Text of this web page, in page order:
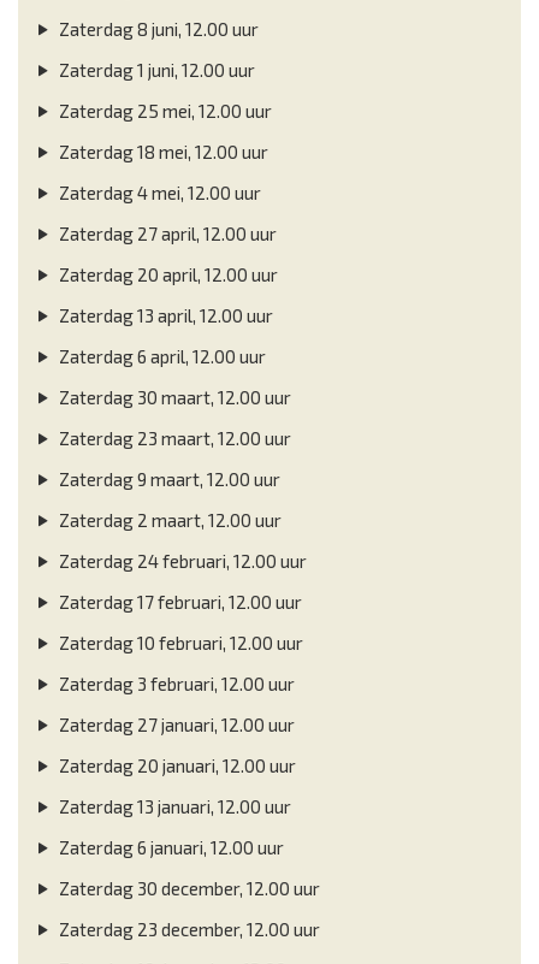
Zaterdag 8 juni, 12.00 uur
Zaterdag 1 juni, 12.00 uur
Zaterdag 25 mei, 12.00 uur
Zaterdag 18 mei, 12.00 uur
Zaterdag 4 mei, 12.00 uur
Zaterdag 27 april, 12.00 uur
Zaterdag 20 april, 12.00 uur
Zaterdag 13 april, 12.00 uur
Zaterdag 6 april, 12.00 uur
Zaterdag 30 maart, 12.00 uur
Zaterdag 23 maart, 12.00 uur
Zaterdag 9 maart, 12.00 uur
Zaterdag 2 maart, 12.00 uur
Zaterdag 24 februari, 12.00 uur
Zaterdag 17 februari, 12.00 uur
Zaterdag 10 februari, 12.00 uur
Zaterdag 3 februari, 12.00 uur
Zaterdag 27 januari, 12.00 uur
Zaterdag 20 januari, 12.00 uur
Zaterdag 13 januari, 12.00 uur
Zaterdag 6 januari, 12.00 uur
Zaterdag 30 december, 12.00 uur
Zaterdag 23 december, 12.00 uur